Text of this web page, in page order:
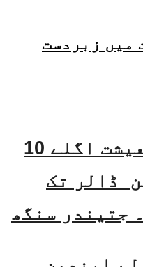
میں زبردست
بھارت کی خلائی معیشت اگلے 10
45 بلین ڈالر تک
جتیندر سنگھ